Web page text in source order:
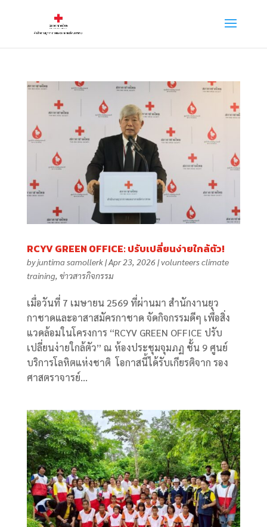
RCYV GREEN OFFICE: ปรับเปลี่ยนง่ายใกล้ตัว!
byjuntima samollerk|Apr 23, 2026|volunteers climate
training, ข่าวสารกิจกรรม
​เมื่อวันที่ 7 เมษายน 2569 ที่ผ่านมา สำนักงานยุว
กาชาดและอาสาสมัครกาชาด จัดกิจกรรมดีๆ เพื่อสิ่ง
แวดล้อมในโครงการ “RCYV GREEN OFFICE ปรับ
เปลี่ยนง่ายใกล้ตัว” ณ ห้องประชุมจุมภฏ ชั้น 9 ศูนย์
บริการโลหิตแห่งชาติ ​ ​โอกาสนี้ได้รับเกียรติจาก รอง
ศาสตราจารย์...